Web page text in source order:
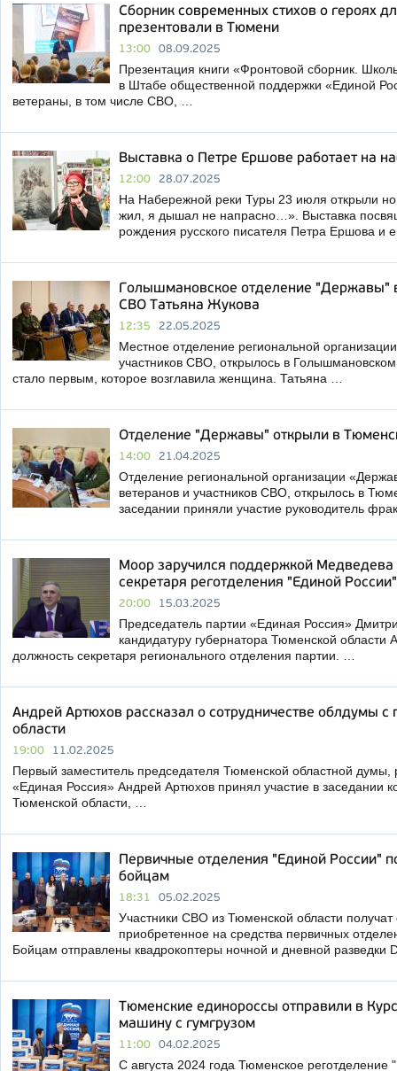
Сборник современных стихов о героях
презентовали в Тюмени
13:00 08.09.2025
Презентация книги «Фронтовой сборник.
в Штабе общественной поддержки «Единой
ветераны, в том числе СВО, …
Выставка о Петре Ершове работает на
12:00 28.07.2025
На Набережной реки Туры 23 июля открыли
жил, я дышал не напрасно…». Выставка
рождения русского писателя Петра Ершова и
Голышмановское отделение "Державы"
СВО Татьяна Жукова
12:35 22.05.2025
Местное отделение региональной
участников СВО, открылось в
стало первым, которое возглавила женщина. Татьяна …
Отделение "Державы" открыли в
14:00 21.04.2025
Отделение региональной организации
ветеранов и участников СВО, открылось в
заседании приняли участие руководитель
Моор заручился поддержкой
секретаря реготделения "Единой России"
20:00 15.03.2025
Председатель партии «Единая Россия»
кандидатуру губернатора Тюменской области
должность секретаря регионального отделения партии. …
Андрей Артюхов рассказал о сотрудничестве облдумы с
области
19:00 11.02.2025
Первый заместитель председателя Тюменской областной думы,
«Единая Россия» Андрей Артюхов принял участие в заседании
Тюменской области, …
Первичные отделения "Единой России"
бойцам
18:31 05.02.2025
Участники СВО из Тюменской области получат
приобретенное на средства первичных
Бойцам отправлены квадрокоптеры ночной и дневной разведки
Тюменские единороссы отправили в
машину с гумгрузом
11:00 04.02.2025
С августа 2024 года Тюменское реготделение